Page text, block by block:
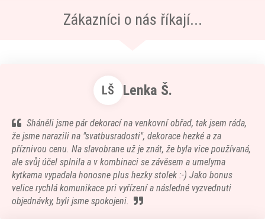
Zákazníci o nás říkají...
LŠ Lenka Š.
Sháněli jsme pár dekorací na venkovní obřad, tak jsem ráda,
že jsme narazili na "svatbusradosti", dekorace hezké a za
příznivou cenu. Na slavobrane už je znát, že byla vice používaná,
ale svůj účel splnila a v kombinaci se závěsem a umelyma
kytkama vypadala honosne plus hezky stolek :-) Jako bonus
velice rychlá komunikace pri vyřízení a následné vyzvednuti
objednávky, byli jsme spokojeni.